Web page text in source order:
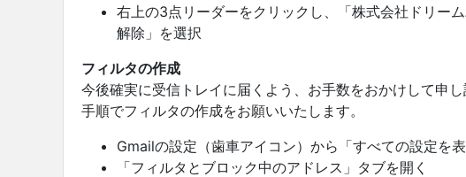
右上の3点リーダーをクリックし、「株式会社ドリー
解除」を選択
フィルタの作成
今後確実に受信トレイに届くよう、お手数をおかけして申
手順でフィルタの作成をお願いいたします。
Gmailの設定（歯車アイコン）から「すべての設定を
「フィルタとブロック中のアドレス」タブを開く